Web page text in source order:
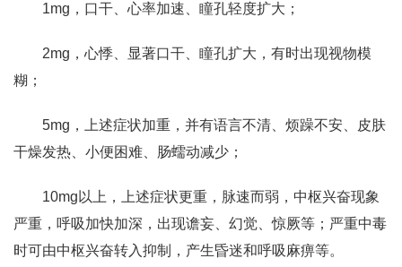
1mg，口干、心率加速、瞳孔轻度扩大；
2mg，心悸、显著口干、瞳孔扩大，有时出现视物模
糊；
5mg，上述症状加重，并有语言不清、烦躁不安、皮肤
干燥发热、小便困难、肠蠕动减少；
10mg以上，上述症状更重，脉速而弱，中枢兴奋现象
严重，呼吸加快加深，出现谵妄、幻觉、惊厥等；严重中毒
时可由中枢兴奋转入抑制，产生昏迷和呼吸麻痹等。